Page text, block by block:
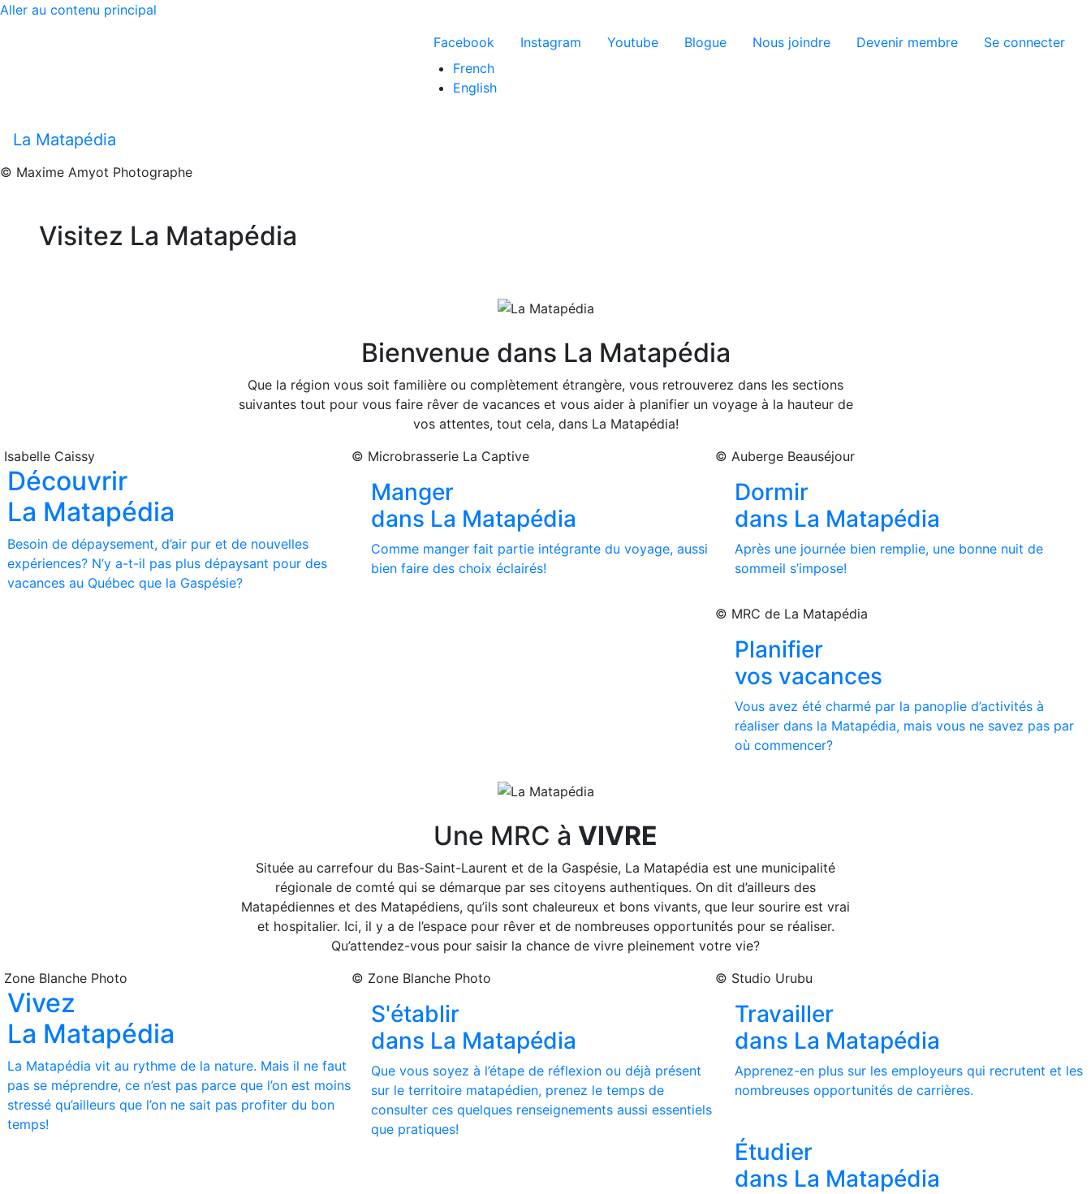
Aller au contenu principal
Menu du compte de l'utilisateur
Facebook Instagram Youtube Blogue Nous joindre Devenir membre
Se connecter
French
English
La Matapédia
© Maxime Amyot Photographe
Visitez La Matapédia
Previous
Bienvenue dans La Matapédia
Que la région vous soit familière ou complètement étrangère, vous retrouverez dans les sections
suivantes tout pour vous faire rêver de vacances et vous aider à planifier un voyage à la hauteur de
vos attentes, tout cela, dans La Matapédia!
Caissy
Découvrir
La Matapédia
Besoin de dépaysement, d’air pur et de nouvelles
expériences? N’y a-t-il pas plus dépaysant pour des
vacances au Québec que la Gaspésie?
© Microbrasserie La Captive
Manger
dans La Matapédia
Comme manger fait partie intégrante du voyage, aussi
bien faire des choix éclairés!
© Auberge Beauséjour
Dormir
dans La Matapédia
Après une journée bien remplie, une bonne nuit de
sommeil s’impose!
© MRC de La Matapédia
Planifier
vos vacances
Vous avez été charmé par la panoplie d’activités à
réaliser dans la Matapédia, mais vous ne savez pas par
où commencer?
Une MRC à VIVRE
Située au carrefour du Bas-Saint-Laurent et de la Gaspésie, La Matapédia est une municipalité
régionale de comté qui se démarque par ses citoyens authentiques. On dit d’ailleurs des
Matapédiennes et des Matapédiens, qu’ils sont chaleureux et bons vivants, que leur sourire est vrai
et hospitalier. Ici, il y a de l’espace pour rêver et de nombreuses opportunités pour se réaliser.
Qu’attendez-vous pour saisir la chance de vivre pleinement votre vie?
Blanche Photo
Vivez
La Matapédia
La Matapédia vit au rythme de la nature. Mais il ne faut
pas se méprendre, ce n’est pas parce que l’on est moins
stressé qu’ailleurs que l’on ne sait pas profiter du bon
temps!
© Zone Blanche Photo
S'établir
dans La Matapédia
Que vous soyez à l’étape de réflexion ou déjà présent
sur le territoire matapédien, prenez le temps de
consulter ces quelques renseignements aussi essentiels
que pratiques!
© Studio Urubu
Travailler
dans La Matapédia
Apprenez-en plus sur les employeurs qui recrutent et les
nombreuses opportunités de carrières.
Étudier
dans La Matapédia